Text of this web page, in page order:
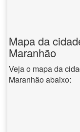
Mapa da
Maranhão
Veja o mapa da
Maranhão abaixo: